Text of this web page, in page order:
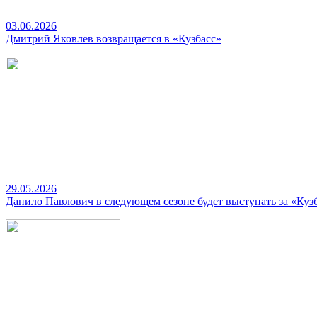
03.06.2026
Дмитрий Яковлев возвращается в «Кузбасс»
29.05.2026
Данило Павлович в следующем сезоне будет выступать за